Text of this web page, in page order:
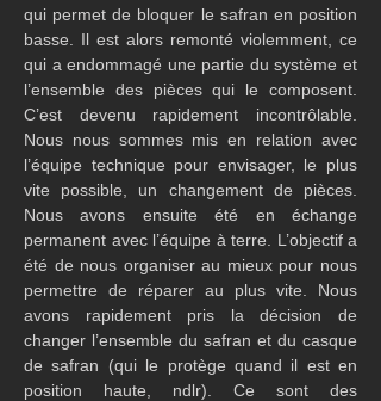
qui permet de bloquer le safran en position
basse. Il est alors remonté violemment, ce
qui a endommagé une partie du système et
l’ensemble des pièces qui le composent.
C’est devenu rapidement incontrôlable.
Nous nous sommes mis en relation avec
l’équipe technique pour envisager, le plus
vite possible, un changement de pièces.
Nous avons ensuite été en échange
permanent avec l’équipe à terre. L’objectif a
été de nous organiser au mieux pour nous
permettre de réparer au plus vite. Nous
avons rapidement pris la décision de
changer l’ensemble du safran et du casque
de safran (qui le protège quand il est en
position haute, ndlr). Ce sont des